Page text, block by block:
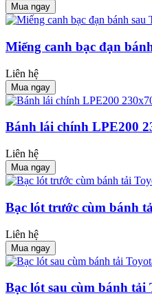
Mua ngay
Miếng canh bạc đạn
Liên hệ
Mua ngay
Bánh lái chính LPE200
Liên hệ
Mua ngay
Bạc lót trước cùm bánh
Liên hệ
Mua ngay
Bạc lót sau cùm bánh tải